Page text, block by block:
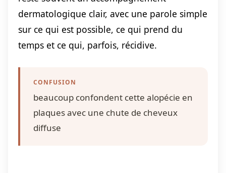
dermatologique clair, avec une parole simple
sur ce qui est possible, ce qui prend du
temps et ce qui, parfois, récidive.
CONFUSION
beaucoup confondent cette alopécie en
plaques avec une chute de cheveux
diffuse